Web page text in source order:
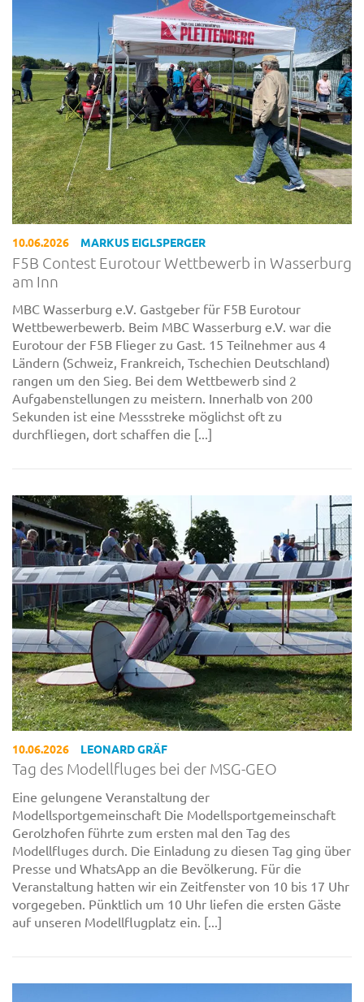
10.06.2026 MARKUS EIGLSPERGER
F5B Contest Eurotour Wettbewerb in Wasserburg
am Inn
MBC Wasserburg e.V. Gastgeber für F5B Eurotour
Wettbewerbewerb. Beim MBC Wasserburg e.V. war die
Eurotour der F5B Flieger zu Gast. 15 Teilnehmer aus 4
Ländern (Schweiz, Frankreich, Tschechien Deutschland)
rangen um den Sieg. Bei dem Wettbewerb sind 2
Aufgabenstellungen zu meistern. Innerhalb von 200
Sekunden ist eine Messstreke möglichst oft zu
durchfliegen, dort schaffen die [...]
10.06.2026 LEONARD GRÄF
Tag des Modellfluges bei der MSG-GEO
Eine gelungene Veranstaltung der
Modellsportgemeinschaft Die Modellsportgemeinschaft
Gerolzhofen führte zum ersten mal den Tag des
Modellfluges durch. Die Einladung zu diesen Tag ging über
Presse und WhatsApp an die Bevölkerung. Für die
Veranstaltung hatten wir ein Zeitfenster von 10 bis 17 Uhr
vorgegeben. Pünktlich um 10 Uhr liefen die ersten Gäste
auf unseren Modellflugplatz ein. [...]